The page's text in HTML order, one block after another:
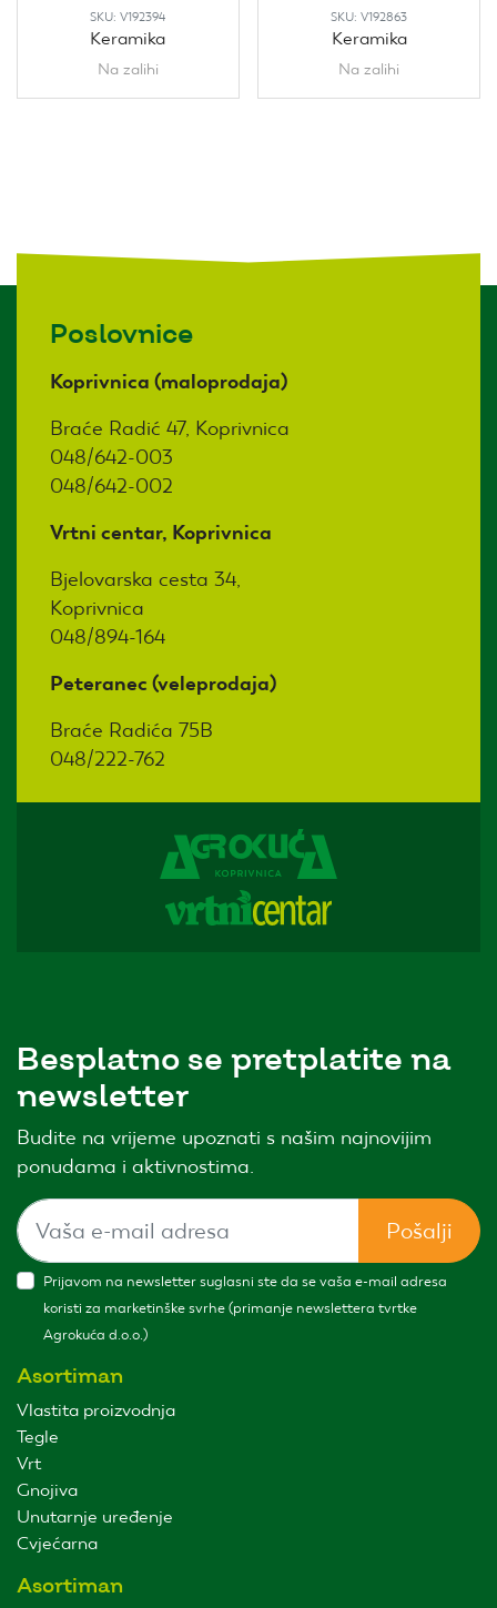
SKU:V192394
Keramika
Na zalihi
SKU:V192863
Keramika
Na zalihi
Poslovnice
Koprivnica (maloprodaja)
Braće Radić 47, Koprivnica
048/642-003
048/642-002
Vrtni centar, Koprivnica
Bjelovarska cesta 34,
Koprivnica
048/894-164
Peteranec (veleprodaja)
Braće Radića 75B
048/222-762
Besplatno se pretplatite na
newsletter
Budite na vrijeme upoznati s našim najnovijim
ponudama i aktivnostima.
Pošalji
Prijavom na newsletter suglasni ste da se vaša e-mail adresa
koristi za marketinške svrhe (primanje newslettera tvrtke
Agrokuća d.o.o.)
Asortiman
Vlastita proizvodnja
Tegle
Vrt
Gnojiva
Unutarnje uređenje
Cvjećarna
Asortiman